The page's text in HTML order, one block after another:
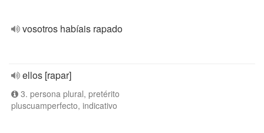
vosotros habíais rapado
ellos [rapar]
3. persona plural, pretérito
pluscuamperfecto, indicativo